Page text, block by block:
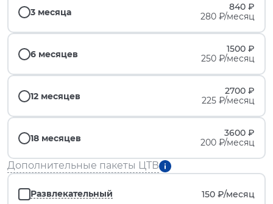
3 месяца
840 ₽
280 ₽/месяц
6 месяцев
1500 ₽
250 ₽/месяц
12 месяцев
2700 ₽
225 ₽/месяц
18 месяцев
3600 ₽
200 ₽/месяц
Дополнительные пакеты ЦТВ
Развлекательный 150 ₽/месяц